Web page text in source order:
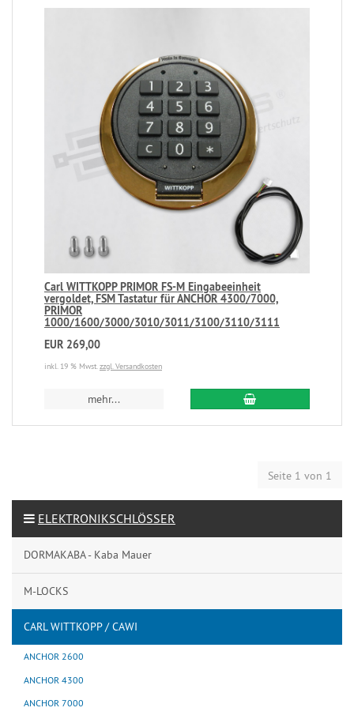
Carl WITTKOPP PRIMOR FS-M Eingabeeinheit
vergoldet, FSM Tastatur für ANCHOR 4300/7000,
PRIMOR
1000/1600/3000/3010/3011/3100/3110/3111
EUR 269,00
inkl. 19 % Mwst.zzgl. Versandkosten
mehr...
Seite 1 von 1
ELEKTRONIKSCHLÖSSER
DORMAKABA - Kaba Mauer
M-LOCKS
CARL WITTKOPP / CAWI
ANCHOR 2600
ANCHOR 4300
ANCHOR 7000